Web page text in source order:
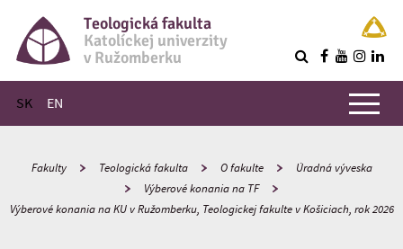
Teologická fakulta
Katolíckej univerzity
v Ružomberku
SK EN
Hlavné menu
Fakulty Teologická fakulta O fakulte
Úradná výveska
Výberové konania na TF
Výberové konania na KU v Ružomberku, Teologickej fakulte v Košiciach, rok 2026